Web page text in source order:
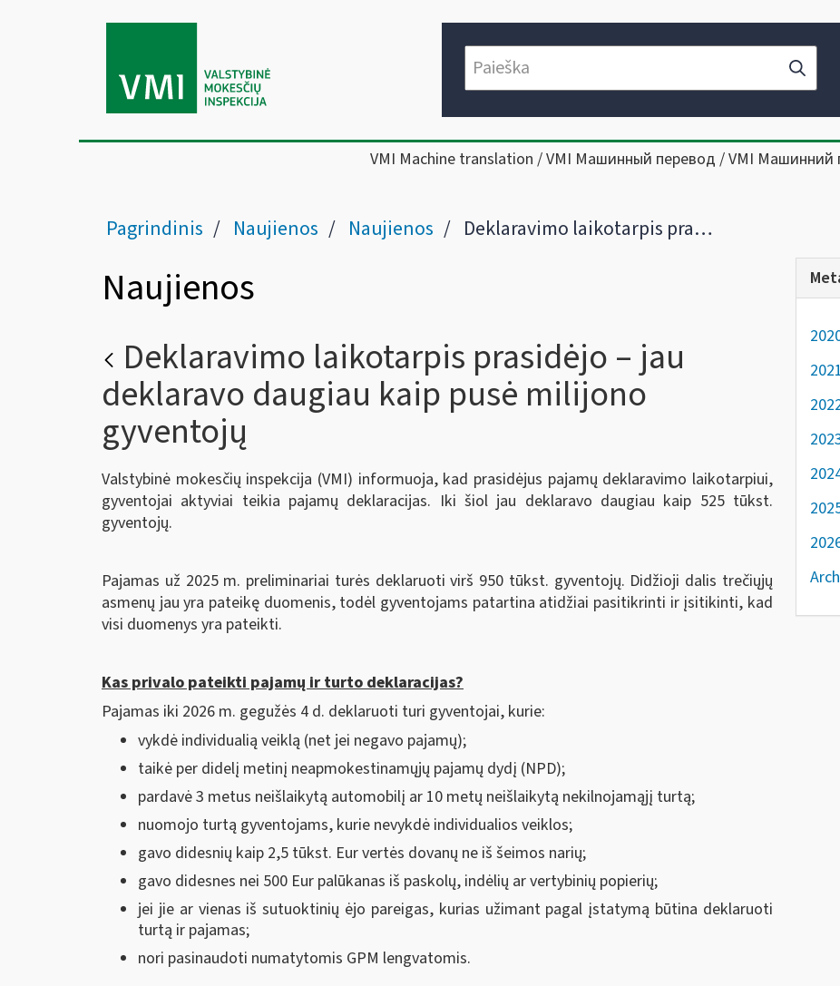
VMI Machine translation / VMI Машинный перевод / VMI Машинний
Pagrindinis Naujienos Naujienos Deklaravimo laikotarpis prasidėjo – jau deklaravo daugiau kaip pusė milijono gyventojų
Naujienos
Deklaravimo laikotarpis prasidėjo – jau
deklaravo daugiau kaip pusė milijono
gyventojų
Valstybinė mokesčių inspekcija (VMI) informuoja, kad prasidėjus pajamų deklaravimo laikotarpiui,
gyventojai aktyviai teikia pajamų deklaracijas. Iki šiol jau deklaravo daugiau kaip 525 tūkst.
gyventojų.
Pajamas už 2025 m. preliminariai turės deklaruoti virš 950 tūkst. gyventojų. Didžioji dalis trečiųjų
asmenų jau yra pateikę duomenis, todėl gyventojams patartina atidžiai pasitikrinti ir įsitikinti, kad
visi duomenys yra pateikti.
Kas privalo pateikti pajamų ir turto deklaracijas?
Pajamas iki 2026 m. gegužės 4 d. deklaruoti turi gyventojai, kurie:
vykdė individualią veiklą (net jei negavo pajamų);
taikė per didelį metinį neapmokestinamųjų pajamų dydį (NPD);
pardavė 3 metus neišlaikytą automobilį ar 10 metų neišlaikytą nekilnojamąjį turtą;
nuomojo turtą gyventojams, kurie nevykdė individualios veiklos;
gavo didesnių kaip 2,5 tūkst. Eur vertės dovanų ne iš šeimos narių;
gavo didesnes nei 500 Eur palūkanas iš paskolų, indėlių ar vertybinių popierių;
jei jie ar vienas iš sutuoktinių ėjo pareigas, kurias užimant pagal įstatymą būtina deklaruoti
turtą ir pajamas;
nori pasinaudoti numatytomis GPM lengvatomis.
2021